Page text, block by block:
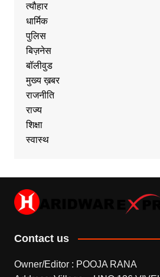
त्यौहार
धार्मिक
पुलिस
बिज़नेस
बॉलीवुड
मुख्य ख़बर
राजनीति
राज्य
शिक्षा
स्वास्थ
Contact us
Owner/Editor : POOJA RANA